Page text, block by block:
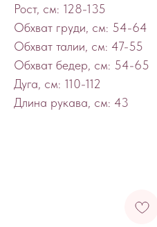
Рост, см: 128-135
Обхват груди, см: 54-64
Обхват талии, см: 47-55
Обхват бедер, см: 54-65
Дуга, см: 110-112
Длина рукава, см: 43